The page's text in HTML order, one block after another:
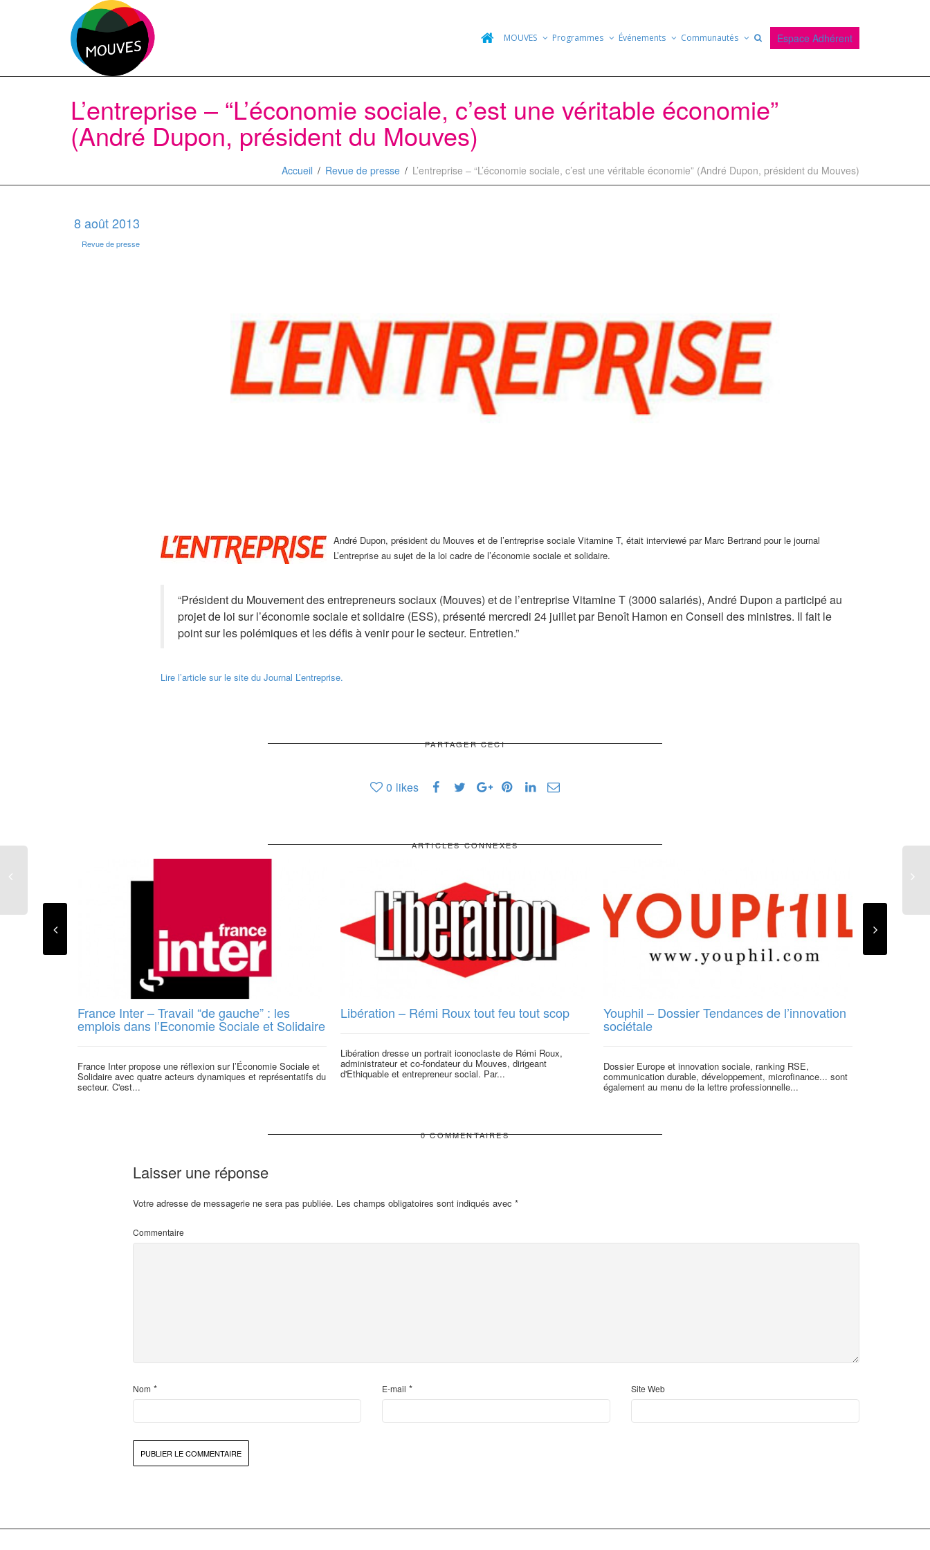
MOUVES Programmes Événements Communautés Espace Adhérent
L’entreprise – “L’économie sociale, c’est une véritable économie”
(André Dupon, président du Mouves)
Accueil Revue de presse L’entreprise – “L’économie sociale, c’est une véritable économie” (André Dupon, président du Mouves)
8 août 2013
Revue de presse
André Dupon, président du Mouves et de l’entreprise sociale Vitamine T, était interviewé par Marc Bertrand pour le journal
L’entreprise au sujet de la loi cadre de l’économie sociale et solidaire.
“Président du Mouvement des entrepreneurs sociaux (Mouves) et de l’entreprise Vitamine T (3000 salariés), André Dupon a participé au
projet de loi sur l’économie sociale et solidaire (ESS), présenté mercredi 24 juillet par Benoît Hamon en Conseil des ministres. Il fait le
point sur les polémiques et les défis à venir pour le secteur. Entretien.”
Lire l’article sur le site du Journal L’entreprise.
PARTAGER CECI
0 likes
ARTICLES CONNEXES
France Inter – Travail “de gauche” : les
emplois dans l’Economie Sociale et Solidaire
France Inter propose une réflexion sur l’Économie Sociale et
Solidaire avec quatre acteurs dynamiques et représentatifs du
secteur. C'est...
Libération – Rémi Roux tout feu tout scop
Libération dresse un portrait iconoclaste de Rémi Roux,
administrateur et co-fondateur du Mouves, dirigeant
d'Ethiquable et entrepreneur social. Par...
Youphil – Dossier Tendances de l’innovation
sociétale
Dossier Europe et innovation sociale, ranking RSE,
communication durable, développement, microfinance... sont
également au menu de la lettre professionnelle...
0 COMMENTAIRES
Laisser une réponse
Votre adresse de messagerie ne sera pas publiée. Les champs obligatoires sont indiqués avec *
Commentaire
Nom * E-mail * Site Web